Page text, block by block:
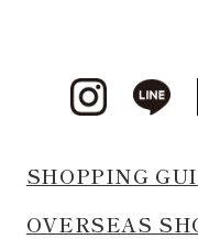
SHOPPING
OVERSEAS